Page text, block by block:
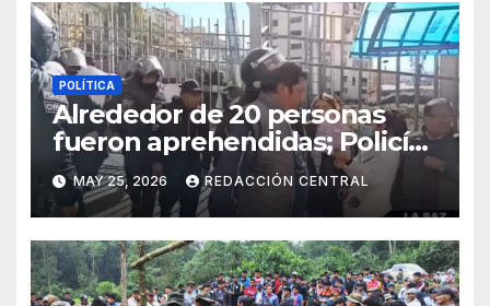
POLÍTICA
Alrededor de 20 personas
fueron aprehendidas; Policía
gasifica e impide ingreso de
manifestantes a plaza Murillo
MAY 25, 2026 REDACCIÓN CENTRAL